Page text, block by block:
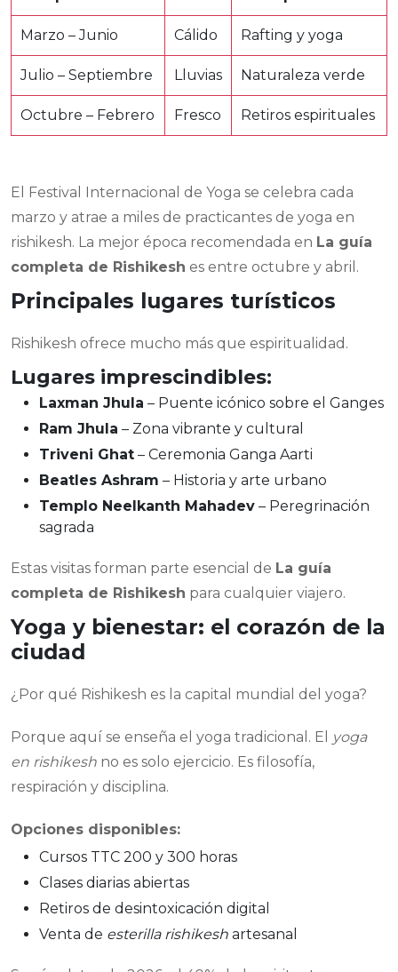
Marzo – Junio Cálido Rafting y yoga
Julio – Septiembre Lluvias Naturaleza verde
Octubre – Febrero Fresco Retiros espirituales
El Festival Internacional de Yoga se celebra cada
marzo y atrae a miles de practicantes de yoga en
rishikesh. La mejor época recomendada en La guía
completa de Rishikesh es entre octubre y abril.
Principales lugares turísticos
Rishikesh ofrece mucho más que espiritualidad.
Lugares imprescindibles:
Laxman Jhula – Puente icónico sobre el Ganges
Ram Jhula – Zona vibrante y cultural
Triveni Ghat – Ceremonia Ganga Aarti
Beatles Ashram – Historia y arte urbano
Templo Neelkanth Mahadev – Peregrinación
sagrada
Estas visitas forman parte esencial de La guía
completa de Rishikesh para cualquier viajero.
Yoga y bienestar: el corazón de la
ciudad
¿Por qué Rishikesh es la capital mundial del yoga?
Porque aquí se enseña el yoga tradicional. El
yoga
en rishikesh no es solo ejercicio. Es filosofía,
respiración y disciplina.
Opciones disponibles:
Cursos TTC 200 y 300 horas
Clases diarias abiertas
Retiros de desintoxicación digital
Venta de esterilla rishikesh artesanal